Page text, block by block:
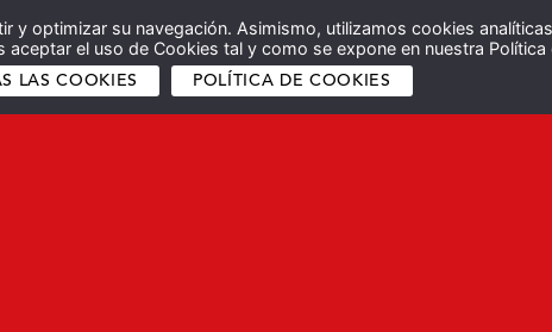
y optimizar su navegación. Asimismo, utilizamos cookies
el uso de Cookies tal y como se expone en nuestra Política
LAS COOKIES POLÍTICA DE COOKIES